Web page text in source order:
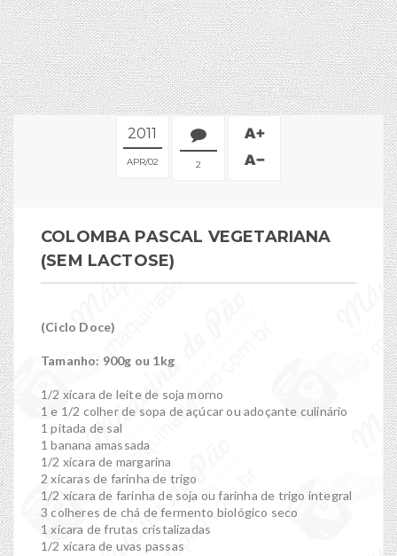
2011
APR 02 2
COLOMBA PASCAL VEGETARIANA
(SEM LACTOSE)
(Ciclo Doce)
Tamanho: 900g ou 1kg
1/2 xícara de leite de soja morno
1 e 1/2 colher de sopa de açúcar ou adoçante culinário
1 pitada de sal
1 banana amassada
1/2 xícara de margarina
2 xícaras de farinha de trigo
1/2 xícara de farinha de soja ou farinha de trigo integral
3 colheres de chá de fermento biológico seco
1 xícara de frutas cristalizadas
1/2 xícara de uvas passas